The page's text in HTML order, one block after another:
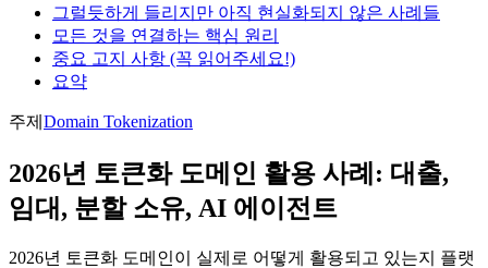
그럴듯하게 들리지만 아직 현실화되지 않은 사례들
모든 것을 연결하는 핵심 원리
중요 고지 사항 (꼭 읽어주세요!)
요약
주제 Domain Tokenization
2026년 토큰화 도메인 활용 사례: 대출,
임대, 분할 소유, AI 에이전트
2026년 토큰화 도메인이 실제로 어떻게 활용되고 있는지 플랫